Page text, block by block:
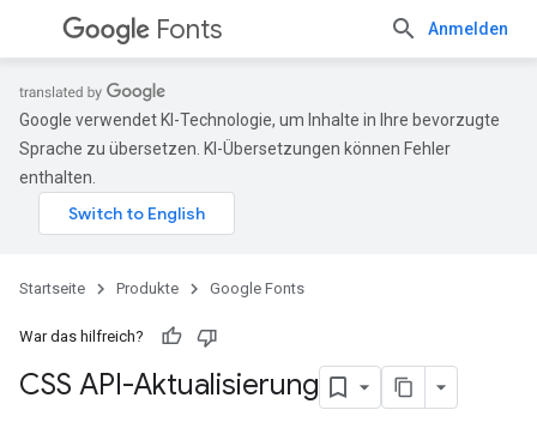
Fonts Anmelden
Google verwendet KI-Technologie, um Inhalte in Ihre bevorzugte
Sprache zu übersetzen. KI-Übersetzungen können Fehler
enthalten.
Startseite Produkte Google Fonts
War das hilfreich?
CSS API-Aktualisierung